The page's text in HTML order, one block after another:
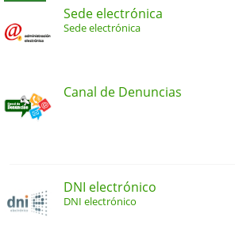
Sede electrónica
Sede electrónica
Canal de Denuncias
DNI electrónico
DNI electrónico